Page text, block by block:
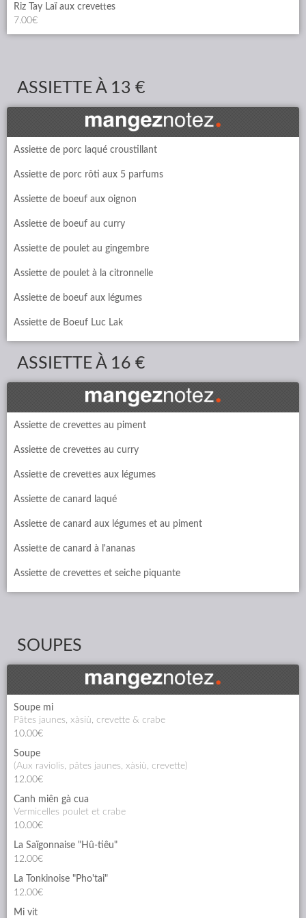
Riz Tay Laï aux crevettes
7.00€
ASSIETTE À 13 €
Assiette de porc laqué croustillant
Assiette de porc rôti aux 5 parfums
Assiette de boeuf aux oignon
Assiette de boeuf au curry
Assiette de poulet au gingembre
Assiette de poulet à la citronnelle
Assiette de boeuf aux légumes
Assiette de Boeuf Luc Lak
ASSIETTE À 16 €
Assiette de crevettes au piment
Assiette de crevettes au curry
Assiette de crevettes aux légumes
Assiette de canard laqué
Assiette de canard aux légumes et au piment
Assiette de canard à l'ananas
Assiette de crevettes et seiche piquante
SOUPES
Soupe mi
pâtes jaunes, xàsiù, crevette & crabe
10.00€
Soupe
(aux raviolis, pâtes jaunes, xàsiù, crevette)
12.00€
Canh miên gà cua
vermicelles poulet et crabe
10.00€
La Saïgonnaise "Hû-tiêu"
12.00€
La Tonkinoise "Pho'tai"
12.00€
Mi vit